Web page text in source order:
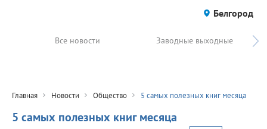
Белгород
Все новости Заводные выходные
Главная Новости Общество 5 самых полезных книг месяца
5 самых полезных книг месяца